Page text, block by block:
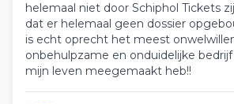
helemaal niet door Schiphol Tickets
dat er helemaal geen dossier
is echt oprecht het meest
onbehulpzame en onduidelijke
mijn leven meegemaakt heb!!